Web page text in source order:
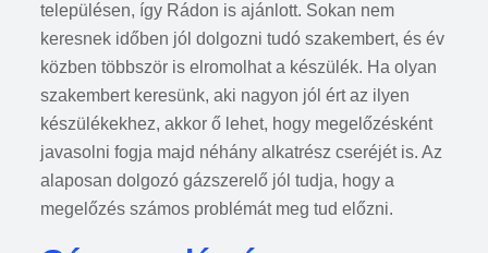
településen, így Rádon is ajánlott. Sokan nem
keresnek időben jól dolgozni tudó szakembert, és év
közben többször is elromolhat a készülék. Ha olyan
szakembert keresünk, aki nagyon jól ért az ilyen
készülékekhez, akkor ő lehet, hogy megelőzésként
javasolni fogja majd néhány alkatrész cseréjét is. Az
alaposan dolgozó gázszerelő jól tudja, hogy a
megelőzés számos problémát meg tud előzni.